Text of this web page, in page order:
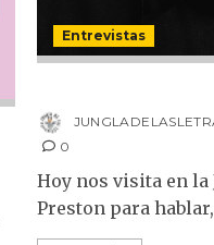
Entrevistas
0
Hoy nos visita en
Preston para